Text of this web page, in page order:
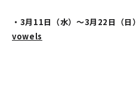
・3月11日（水）～3月22日（日）
vowels